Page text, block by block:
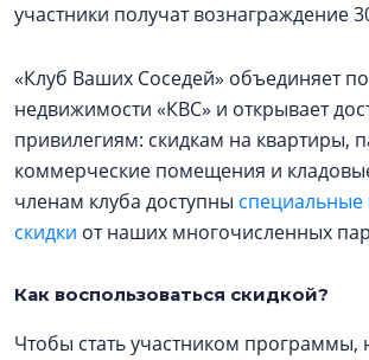
участники получат вознаграждение
«Клуб Ваших Соседей» объединяет
недвижимости «КВС» и открывает
привилегиям: скидкам на квартиры,
коммерческие помещения и
членам клуба доступны
скидки от наших многочисленных
Как воспользоваться скидкой?
Чтобы стать участником программы,